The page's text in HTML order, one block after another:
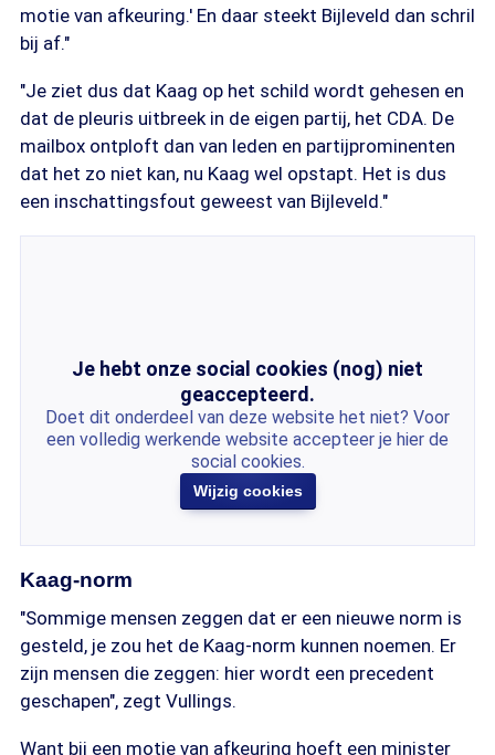
motie van afkeuring.' En daar steekt Bijleveld dan schril
bij af."
"Je ziet dus dat Kaag op het schild wordt gehesen en
dat de pleuris uitbreek in de eigen partij, het CDA. De
mailbox ontploft dan van leden en partijprominenten
dat het zo niet kan, nu Kaag wel opstapt. Het is dus
een inschattingsfout geweest van Bijleveld."
Je hebt onze social cookies (nog) niet
geaccepteerd.
Doet dit onderdeel van deze website het niet? Voor
een volledig werkende website accepteer je hier de
social cookies.
Wijzig cookies
Kaag-norm
"Sommige mensen zeggen dat er een nieuwe norm is
gesteld, je zou het de Kaag-norm kunnen noemen. Er
zijn mensen die zeggen: hier wordt een precedent
geschapen", zegt Vullings.
Want bij een motie van afkeuring hoeft een minister